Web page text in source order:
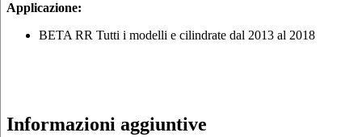
Applicazione:
BETA RR Tutti i modelli e cilindrate dal 2013 al 2018
Informazioni aggiuntive